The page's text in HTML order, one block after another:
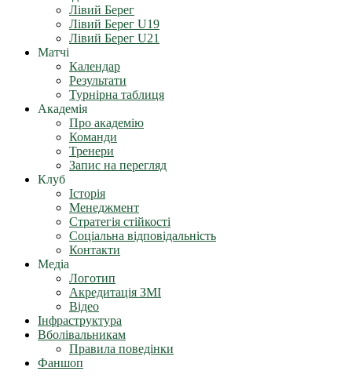
Лівий Берег
Лівий Берег U19
Лівий Берег U21
Матчі
Календар
Результати
Турнірна таблиця
Академія
Про академію
Команди
Тренери
Запис на перегляд
Клуб
Історія
Менеджмент
Стратегія стійкості
Соціальна відповідальність
Контакти
Медіа
Логотип
Акредитація ЗМІ
Відео
Інфраструктура
Вболівальникам
Правила поведінки
Фаншоп